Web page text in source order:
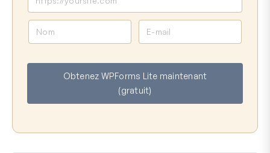
a
i
l
Obtenez WPForms Lite maintenant
(gratuit)